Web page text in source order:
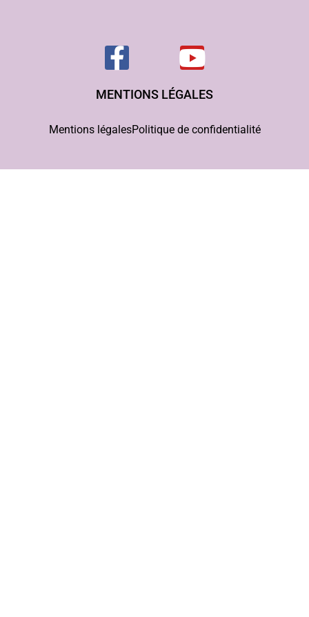
MENTIONS LÉGALES
Mentions légalesPolitique de confidentialité